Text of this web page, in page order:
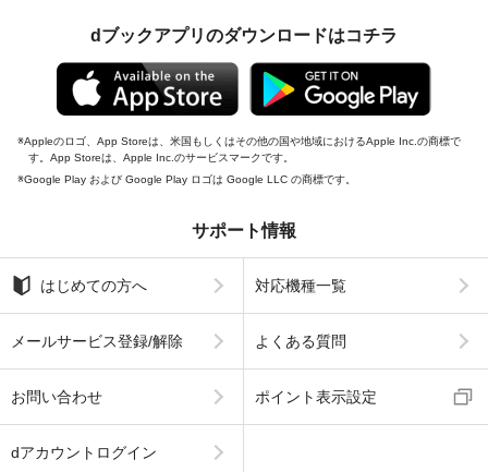
dブックアプリのダウンロードはコチラ
Appleのロゴ、App Storeは、米国もしくはその他の国や地域におけるApple Inc.の商標で
す。App Storeは、Apple Inc.のサービスマークです。
Google Play および Google Play ロゴは Google LLC の商標です。
サポート情報
はじめての方へ 対応機種一覧
メールサービス登録/解除 よくある質問
お問い合わせ ポイント表示設定
dアカウントログイン